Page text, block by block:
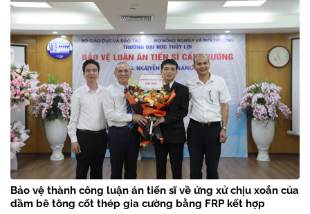
Bảo vệ thành công luận án tiến sĩ về ứng xử chịu xoắn của
dầm bê tông cốt thép gia cường bằng FRP kết hợp